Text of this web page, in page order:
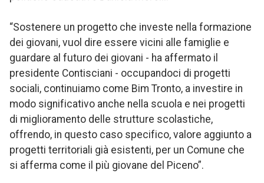
“Sostenere un progetto che investe nella formazione
dei giovani, vuol dire essere vicini alle famiglie e
guardare al futuro dei giovani - ha affermato il
presidente Contisciani - occupandoci di progetti
sociali, continuiamo come Bim Tronto, a investire in
modo significativo anche nella scuola e nei progetti
di miglioramento delle strutture scolastiche,
offrendo, in questo caso specifico, valore aggiunto a
progetti territoriali già esistenti, per un Comune che
si afferma come il più giovane del Piceno”.